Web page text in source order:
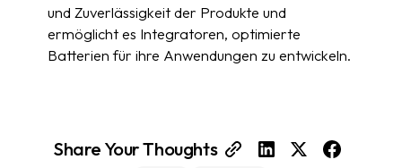
und Zuverlässigkeit der Produkte und
ermöglicht es Integratoren, optimierte
Batterien für ihre Anwendungen zu entwickeln.
Share Your Thoughts